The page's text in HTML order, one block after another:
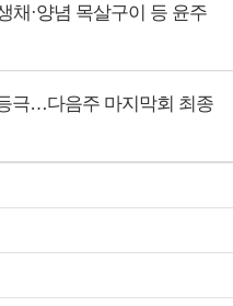
채·양념 목살구이 등 윤주
극…다음주 마지막회 최종